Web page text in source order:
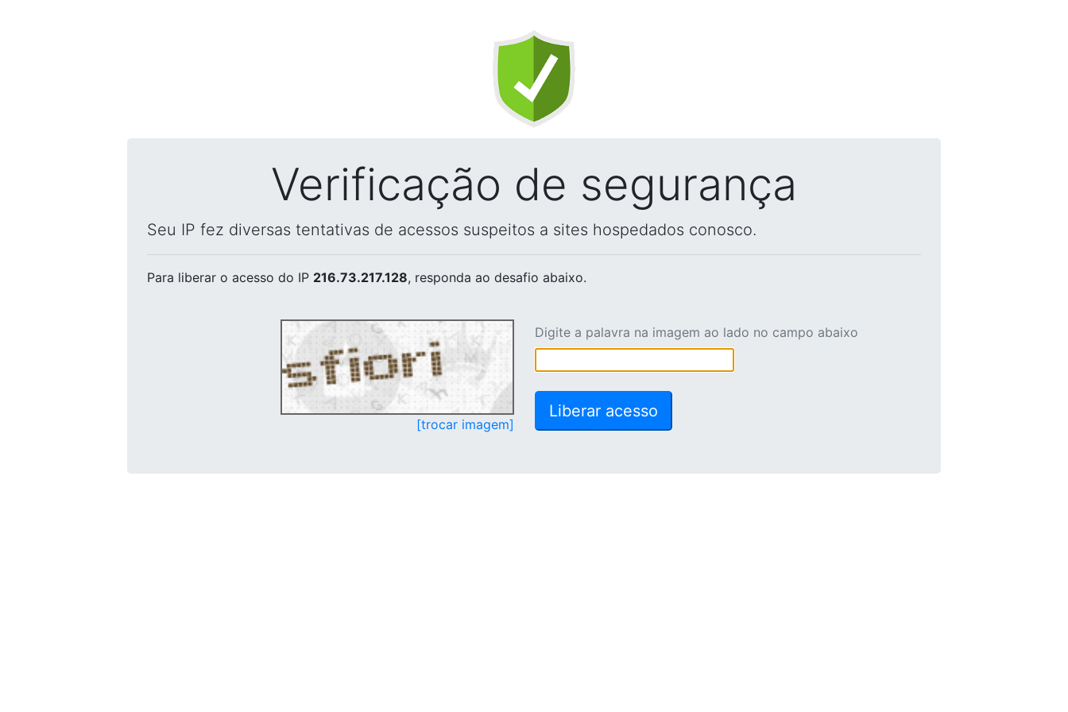
Verificação de segurança
Seu IP fez diversas tentativas de acessos suspeitos a sites hospedados conosco.
Para liberar o acesso do IP 216.73.217.128, responda ao desafio abaixo.
[trocar imagem]
Digite a palavra na imagem ao lado no campo abaixo